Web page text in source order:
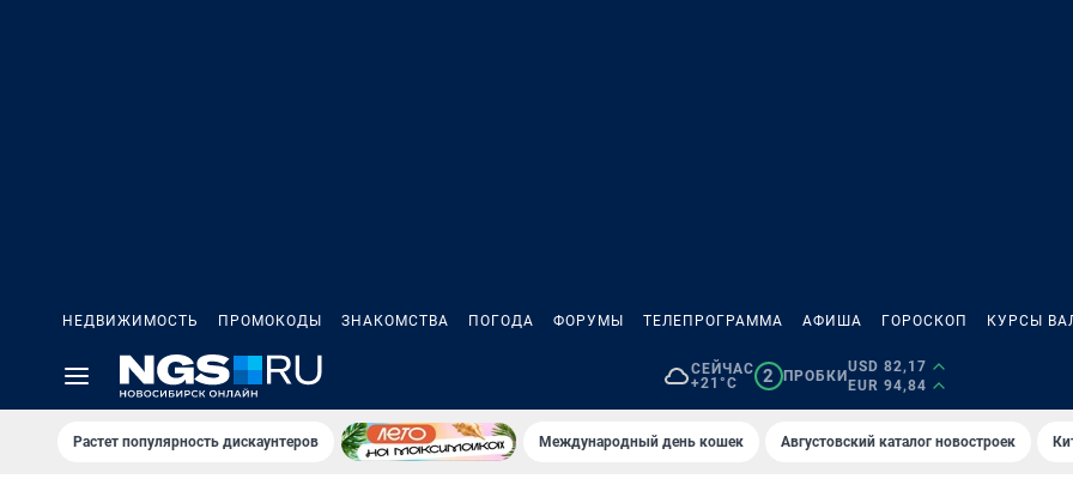
НЕДВИЖИМОСТЬ ПРОМОКОДЫ ЗНАКОМСТВА ПОГОДА ФОРУМЫ ТЕЛЕПРОГРАММА АФИША ГОРОСКОП КУРСЫ
СЕЙЧАС
+21°C
2 ПРОБКИ
USD 82,17
EUR 94,84
Растет популярность дискаунтеров Международный день кошек Августовский каталог новостроек